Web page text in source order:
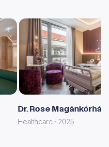
Dr. Rose Magánkórház
Healthcare · 2025